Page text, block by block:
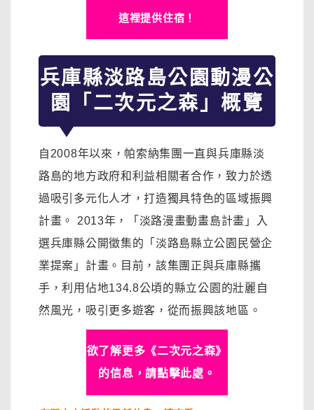
這裡提供住宿！
兵庫縣淡路島公園動漫公
園「二次元之森」概覽
自2008年以來，帕索納集團一直與兵庫縣淡
路島的地方政府和利益相關者合作，致力於透
過吸引多元化人才，打造獨具特色的區域振興
計畫。 2013年，「淡路漫畫動畫島計畫」入
選兵庫縣公開徵集的「淡路島縣立公園民營企
業提案」計畫。目前，該集團正與兵庫縣攜
手，利用佔地134.8公頃的縣立公園的壯麗自
然風光，吸引更多遊客，從而振興該地區。
欲了解更多《二次元之森》
的信息，請點擊此處。